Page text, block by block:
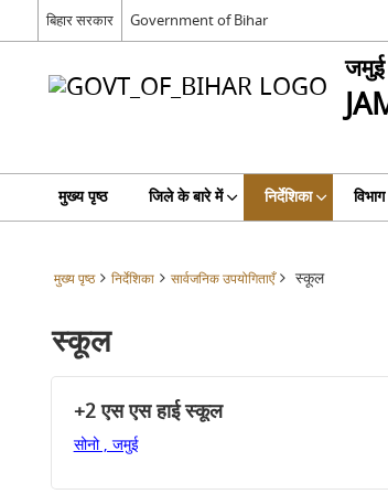
बिहार सरकार Government of Bihar
जमुई
मुख्य पृष्ठ जिले के बारे में निर्देशिका विभाग
मुख्य पृष्ठ निर्देशिका सार्वजनिक उपयोगिताएँ स्कूल
स्कूल
+2 एस एस हाई स्कूल
सोनो , जमुई